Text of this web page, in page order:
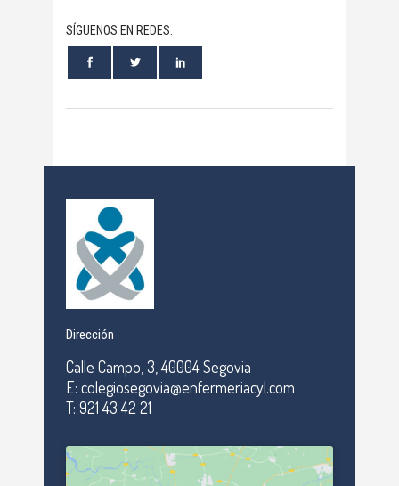
SÍGUENOS EN REDES:
Dirección
Calle Campo, 3, 40004 Segovia
E: colegiosegovia@enfermeriacyl.com
T: 921 43 42 21